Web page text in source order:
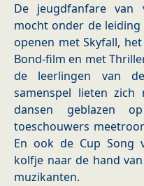
De jeugdfanfare van
mocht onder de
openen met Skyfall,
Bond-film en met
de leerlingen van
samenspel lieten
dansen geblazen
toeschouwers
En ook de Cup Song
kolfje naar de hand
muzikanten.